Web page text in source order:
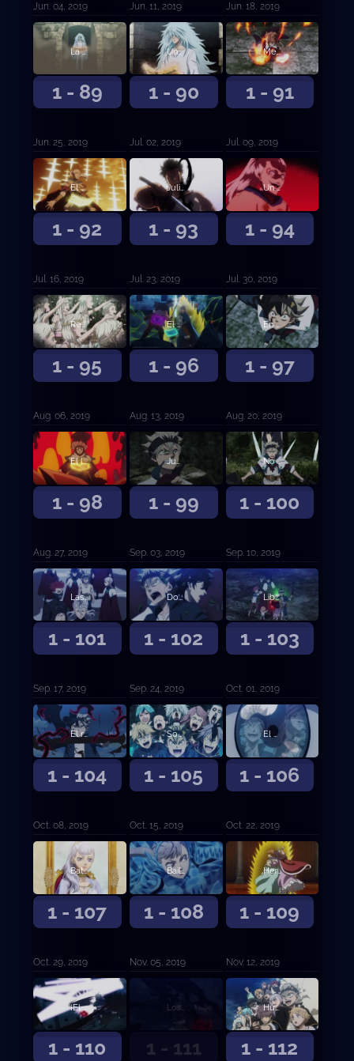
Jun. 04, 2019 Jun. 11, 2019 Jun. 18, 2019
1 - 89
La base de los Toros Negros
Jun. 25, 2019
1 - 90
Una batalla mágica demente
Jul. 02, 2019
1 - 91
Mereleona contra Rhya la Perfidia
Jul. 09, 2019
1 - 92
El Rey Mago contra el líder de Ojo de la Noche Blanca
Jul. 16, 2019
1 - 93
Julius Novachrono
Jul. 23, 2019
1 - 94
Un nuevo futuro
Jul. 30, 2019
1 - 95
Reencarnación
Aug. 06, 2019
1 - 96
El capitán de los Toros Negros contra la Rosa Carmesí
Aug. 13, 2019
1 - 97
En completa desventaja
Aug. 20, 2019
1 - 98
El león durmiente
Aug. 27, 2019
1 - 99
Jugarse la vida para vivir
Sep. 03, 2019
1 - 100
No perderé contra ti
Sep. 10, 2019
1 - 101
Las vidas de la aldea remota
Sep. 17, 2019
1 - 102
Dos milagros
Sep. 24, 2019
1 - 103
Libre del destino
Oct. 01, 2019
1 - 104
El rayo iracundo contra sus compañeros
Oct. 08, 2019
1 - 105
Sonrisas y lágrimas
Oct. 15, 2019
1 - 106
El camino de la venganza y el de la expiación
Oct. 22, 2019
1 - 107
Batalla final en el Castillo Trébol
Oct. 29, 2019
1 - 108
Bailarina del campo de batalla
Nov. 05, 2019
1 - 109
Hermanos de magia espacial
Nov. 12, 2019
1 - 110
¡El Toro Negro Embravecido se une a la batalla!
1 - 111
Los ojos del espejo
1 - 112
Humanos en quienes confiar